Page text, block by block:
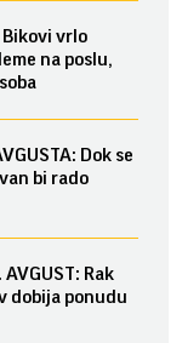
Bikovi vrlo
na poslu,
Dok se
bi rado
AVGUST: Rak
dobija ponudu